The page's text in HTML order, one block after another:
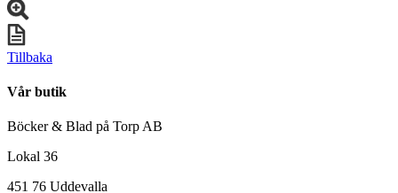
Tillbaka
Vår butik
Böcker & Blad på Torp AB
Lokal 36
451 76 Uddevalla